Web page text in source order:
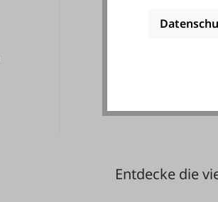
Entdecke die